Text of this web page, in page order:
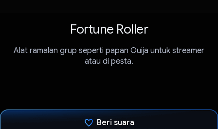
Fortune Roller
Alat ramalan grup seperti papan Ouija untuk streamer
atau di pesta.
Beri suara